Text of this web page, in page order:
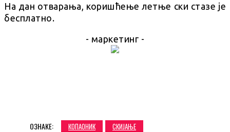
На дан отварања, коришћење летње ски стазе је
бесплатно.
- маркетинг -
ОЗНАКЕ: КОПАОНИК СКИЈАЊЕ